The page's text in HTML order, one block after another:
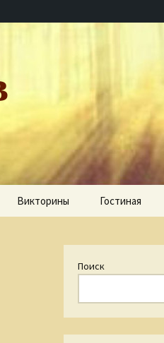
Викторины Гостиная
Поиск